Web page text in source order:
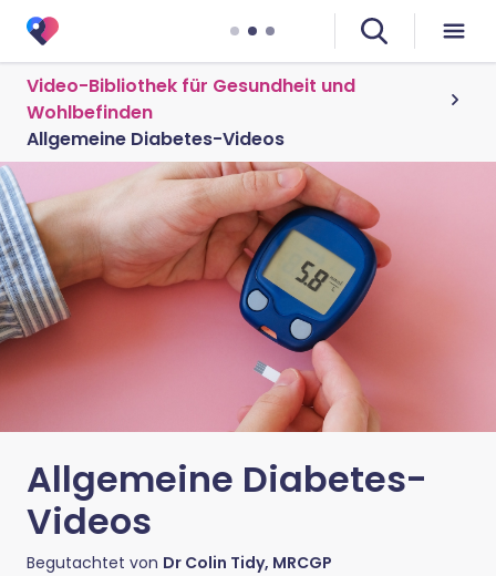
Video-Bibliothek für Gesundheit und
Wohlbefinden
Allgemeine Diabetes-Videos
Allgemeine Diabetes-
Videos
Begutachtet von Dr Colin Tidy, MRCGP